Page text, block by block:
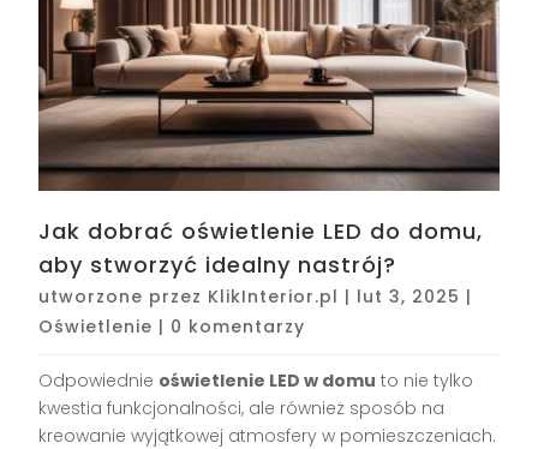
Jak dobrać oświetlenie LED do domu,
aby stworzyć idealny nastrój?
utworzone przez KlikInterior.pl | lut 3, 2025 |
Oświetlenie | 0 komentarzy
Odpowiednie oświetlenie LED w domu to nie tylko
kwestia funkcjonalności, ale również sposób na
kreowanie wyjątkowej atmosfery w pomieszczeniach.